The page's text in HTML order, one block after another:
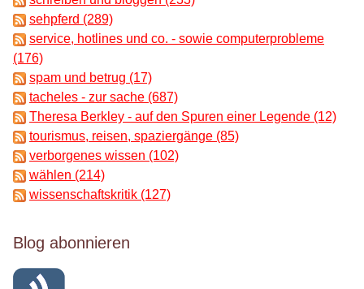
sehpferd (289)
service, hotlines und co. - sowie computerprobleme
(176)
spam und betrug (17)
tacheles - zur sache (687)
Theresa Berkley - auf den Spuren einer Legende (12)
tourismus, reisen, spaziergänge (85)
verborgenes wissen (102)
wählen (214)
wissenschaftskritik (127)
Blog abonnieren